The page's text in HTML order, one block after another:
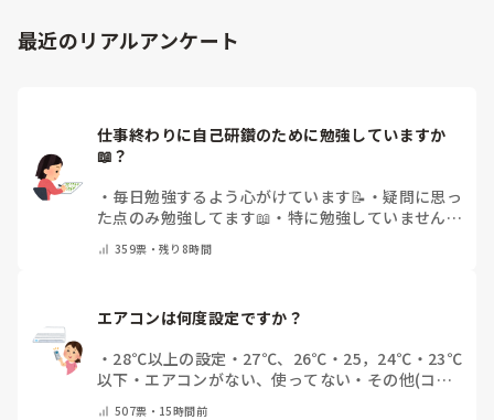
最近のリアルアンケート
仕事終わりに自己研鑽のために勉強していますか
📖？
・ 毎日勉強するよう心がけています📝 ・疑問に思っ
た点のみ勉強してます📖 ・ 特に勉強していません・
359票・残り8時間
エアコンは何度設定ですか？
・ 28℃以上の設定 ・ 27℃、26℃ ・ 25，24℃ ・ 23℃
以下 ・ エアコンがない、使ってない ・ その他(コメ
507票・ 15時間前